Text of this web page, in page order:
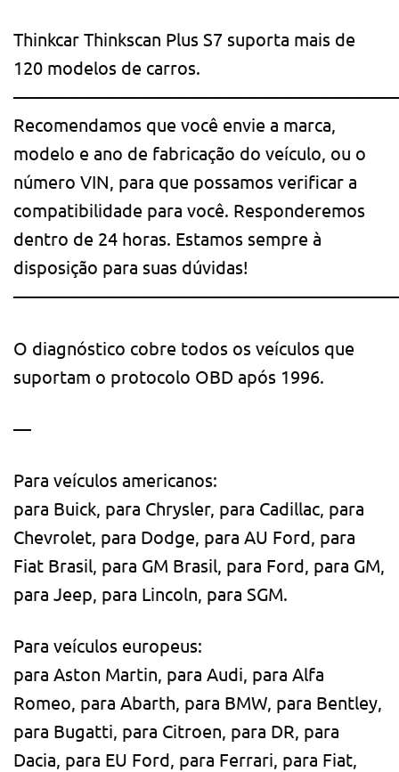
Thinkcar Thinkscan Plus S7 suporta mais de
120 modelos de carros.
Recomendamos que você envie a marca,
modelo e ano de fabricação do veículo, ou o
número VIN, para que possamos verificar a
compatibilidade para você. Responderemos
dentro de 24 horas. Estamos sempre à
disposição para suas dúvidas!
O diagnóstico cobre todos os veículos que
suportam o protocolo OBD após 1996.
—
Para veículos americanos:
para Buick, para Chrysler, para Cadillac, para
Chevrolet, para Dodge, para AU Ford, para
Fiat Brasil, para GM Brasil, para Ford, para GM,
para Jeep, para Lincoln, para SGM.
Para veículos europeus:
para Aston Martin, para Audi, para Alfa
Romeo, para Abarth, para BMW, para Bentley,
para Bugatti, para Citroen, para DR, para
Dacia, para EU Ford, para Ferrari, para Fiat,